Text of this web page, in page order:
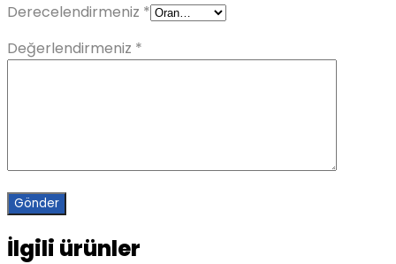
Derecelendirmeniz *
Değerlendirmeniz *
İlgili ürünler